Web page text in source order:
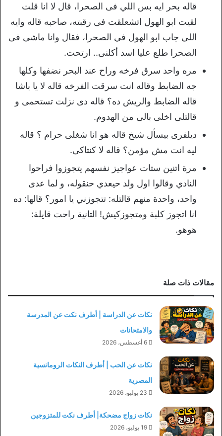
قاله بحر ايه بس اللي فى الصحرا، قال لا انا قلت
لقيت ابو الهول اتشعلقت فى رقبته، صاحبه قاله وايه
اللي جاب ابو الهول في الصحرا، فقال وانا ماشى فى
الصحرا طلع عليا اسد أكلنى.. ارتحت.
مره واحد سرق فرخه وراح عند البحر نضفها وكلها
جه الضابط وقاله انت سرقت الفرخه قاله لا يا باشا
قاله الضابط والريش ده؟ قاله دى نزلت تستحمى و
قالتلى اخلى بالى من الهدوم.
ديلفرى بيسأل شيخ قاله هو انا شغلى حرام ؟ قاله
ليه انت مش مؤمن؟ قاله لا كنتاكى.
مرة اتنين ستات عواجيز نفسهم يتجوزوا فراحوا
النادي وقالوا اول ولد حيعدي حنقوله، و لما عدى
واحد، واحدة منهم قالتله: تتجوزني يا امور؟ قالها: ده
انا اتجوز كلبة ومتجوزكيش! التانية راحت قايلة:
هوهو.
مقالات ذات صلة
نكات عن الدراسة | أطرف نكت عن المدرسة
والامتحانات
6 أغسطس، 2026
نكات عن الحب | أطرف النكات الرومانسية
المصرية
23 يوليو، 2026
نكات زواج مضحكة| أطرف نكت للمتزوجين
19 يوليو، 2026